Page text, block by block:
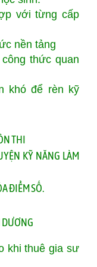
với từng cấp
nền tảng
thức quan
khó để rèn kỹ
THI
KỸ NĂNG LÀM
ĐIỂM SỐ.
DƯƠNG
khi thuê gia sư